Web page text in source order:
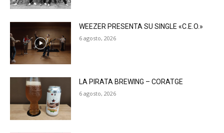
WEEZER PRESENTA SU SINGLE «C.E.O.»
6 agosto, 2026
LA PIRATA BREWING – CORATGE
6 agosto, 2026